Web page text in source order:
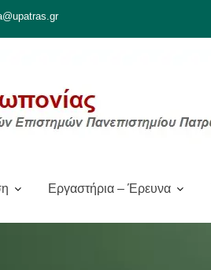
Εργαστήρια – Έρευνα